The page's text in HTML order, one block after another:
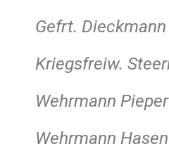
Gefrt. Dieckmann
Kriegsfreiw.
Wehrmann Pieper
Wehrmann